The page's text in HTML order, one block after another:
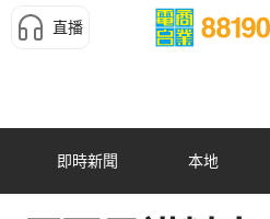
直播
即時新聞 本地